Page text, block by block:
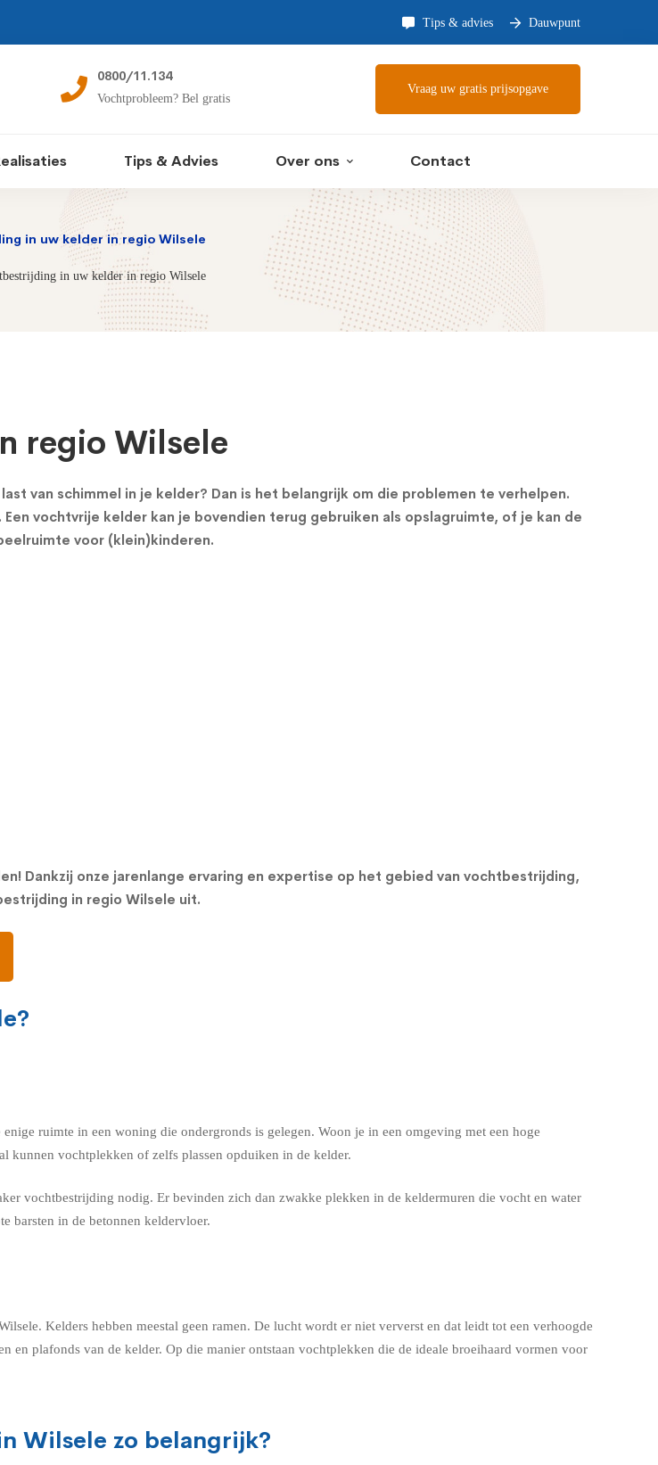
Tips & advies Dauwpunt
0800/11.134
Vochtprobleem? Bel gratis
Vraag uw gratis prijsopgave
Tips & Advies Over ons Contact
in uw kelder in regio Wilsele
in uw kelder in regio Wilsele
regio Wilsele
van schimmel in je kelder? Dan is het belangrijk om die problemen te verhelpen.
vochtvrije kelder kan je bovendien terug gebruiken als opslagruimte, of je kan de
voor (klein)kinderen.
Dankzij onze jarenlange ervaring en expertise op het gebied van vochtbestrijding,
in regio Wilsele uit.
ruimte in een woning die ondergronds is gelegen. Woon je in een omgeving met een hoge
kunnen vochtplekken of zelfs plassen opduiken in de kelder.
vochtbestrijding nodig. Er bevinden zich dan zwakke plekken in de keldermuren die vocht en water
barsten in de betonnen keldervloer.
Kelders hebben meestal geen ramen. De lucht wordt er niet ververst en dat leidt tot een verhoogde
en plafonds van de kelder. Op die manier ontstaan vochtplekken die de ideale broeihaard vormen voor
Wilsele zo belangrijk?